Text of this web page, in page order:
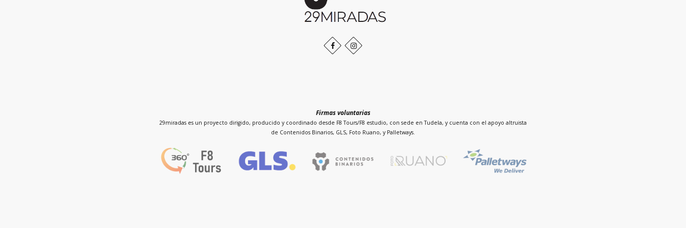
FacebookInstagram
Firmas voluntarias
29miradas es un proyecto dirigido, producido y coordinado desde F8 Tours/F8 estudio, con sede en Tudela, y cuenta con el apoyo altruista
de Contenidos Binarios, GLS, Foto Ruano, y Palletways.